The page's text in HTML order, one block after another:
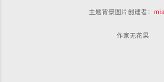
舅，至于这个宛噶斯是
主题背景图片创建者：
作家无花果